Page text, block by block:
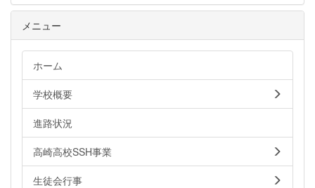
メニュー
ホーム
学校概要
進路状況
高崎高校SSH事業
生徒会行事